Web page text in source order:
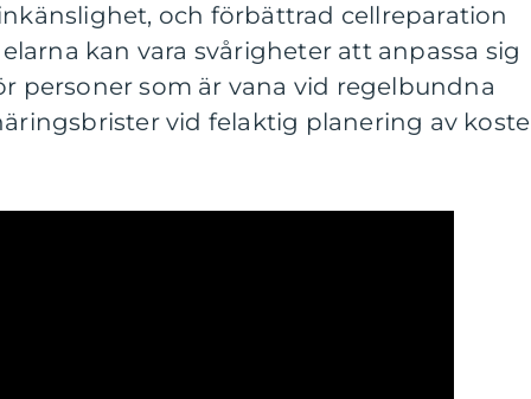
och förbättrad cellreparation
kan vara svårigheter att anpassa sig
personer som är vana vid regelbundna
vid felaktig planering av